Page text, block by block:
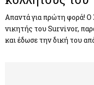
Απαντά για πρώτη φορά!
νικητής του Survivor,
και έδωσε την δική του